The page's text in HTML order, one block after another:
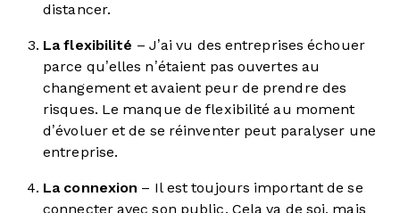
distancer.
La flexibilité – J’ai vu des entreprises échouer
parce qu’elles n’étaient pas ouvertes au
changement et avaient peur de prendre des
risques. Le manque de flexibilité au moment
d’évoluer et de se réinventer peut paralyser une
entreprise.
La connexion – Il est toujours important de se
connecter avec son public. Cela va de soi, mais